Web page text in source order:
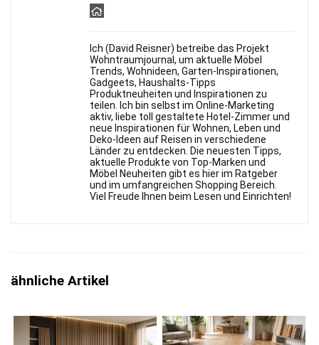
Ich (David Reisner) betreibe das Projekt
Wohntraumjournal, um aktuelle Möbel
Trends, Wohnideen, Garten-Inspirationen,
Gadgeets, Haushalts-Tipps
Produktneuheiten und Inspirationen zu
teilen. Ich bin selbst im Online-Marketing
aktiv, liebe toll gestaltete Hotel-Zimmer und
neue Inspirationen für Wohnen, Leben und
Deko-Ideen auf Reisen in verschiedene
Länder zu entdecken. Die neuesten Tipps,
aktuelle Produkte von Top-Marken und
Möbel Neuheiten gibt es hier im Ratgeber
und im umfangreichen Shopping Bereich.
Viel Freude Ihnen beim Lesen und Einrichten!
ähnliche Artikel